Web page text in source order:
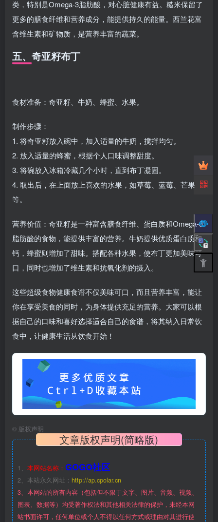
类，特别是Omega-3脂肪酸，对心脏健康有益。糙米保留了
更多的膳食纤维和营养成分，能提供持久的能量。西兰花富
含维生素和矿物质，是营养丰富的蔬菜。
五、奇亚籽布丁
食材准备：奇亚籽、牛奶、蜂蜜、水果。
制作步骤：
1. 将奇亚籽放入碗中，加入适量的牛奶，搅拌均匀。
2. 放入适量的蜂蜜，根据个人口味调整甜度。
3. 将碗放入冰箱冷藏几个小时，直到布丁凝固。
4. 取出后，在上面放上喜欢的水果，如草莓、蓝莓、芒果
等。
营养价值：奇亚籽是一种富含膳食纤维、蛋白质和Omega-3
脂肪酸的食物，能提供丰富的营养。牛奶提供优质蛋白质和
钙，蜂蜜则增加了甜味。搭配各种水果，使布丁更加美味可
口，同时也增加了维生素和抗氧化剂的摄入。
这些超级食物健康食谱不仅美味可口，而且营养丰富，能让
你在享受美食的同时，为身体提供充足的营养。大家可以根
据自己的口味和喜好选择适合自己的食谱，将其纳入日常饮
食中，让健康生活从饮食开始！
© 版权声明
文章版权声明(简略版)
1、 本网站名称： GOGO社区
2、本站永久网址： http://ap.cpolar.cn
3、本网站的所有内容（包括但不限于文字、图片、音频、视频、
图表、数据等）均受著作权法和其他相关法律的保护，未经本网
站书面许可，任何单位或个人不得以任何方式或理由对其进行使